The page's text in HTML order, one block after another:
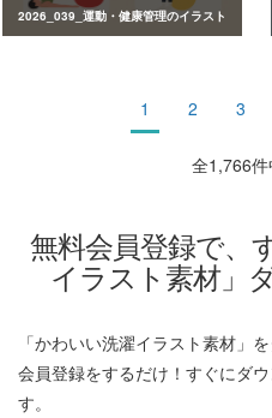
2026_039_運動・健康管理のイラスト
1 2 3
全1,766
無料会員登録で、
イラスト素材」
「かわいい洗濯イラスト素材」
会員登録をするだけ！すぐにダ
す。